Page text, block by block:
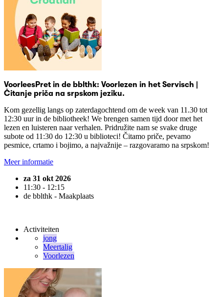
VoorleesPret in de bblthk: Voorlezen in het Servisch |
Čitanje priča na srpskom jeziku.
Kom gezellig langs op zaterdagochtend om de week van 11.30 tot
12:30 uur in de bibliotheek! We brengen samen tijd door met het
lezen en luisteren naar verhalen. Pridružite nam se svake druge
subote od 11:30 do 12:30 u biblioteci! Čitamo priče, pevamo
pesmice, crtamo i bojimo, a najvažnije – razgovaramo na srpskom!
Meer informatie
za 31 okt 2026
11:30 - 12:15
de bblthk - Maakplaats
Activiteiten
jong
Meertalig
Voorlezen